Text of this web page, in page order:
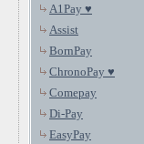
A1Pay ♥
Assist
BornPay
ChronoPay ♥
Comepay
Di-Pay
EasyPay